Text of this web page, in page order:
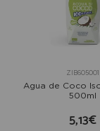
ZIB605001
Agua de Coco
500ml
5,13€